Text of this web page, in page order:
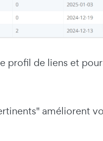
profil de liens et
améliorent